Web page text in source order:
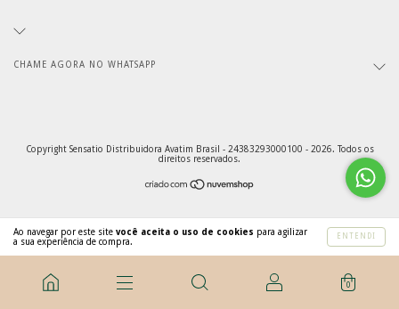
Ao navegar por este site você aceita o uso de cookies para agilizar
a sua experiência de compra.
ENTENDI
0
CHAME AGORA NO WHATSAPP
Copyright Sensatio Distribuidora Avatim Brasil - 24383293000100 - 2026. Todos os
direitos reservados.